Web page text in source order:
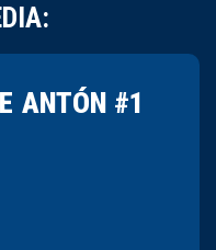
ANTÓN #1